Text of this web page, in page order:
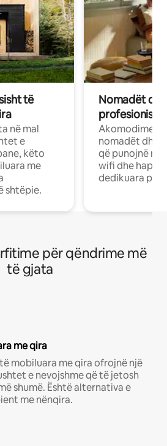
të
në mal
e
këto
me
shtëpie.
Nomadët
Akomodime
nomadët dhe
që punojnë në
wifi dhe
dedikuara
për qëndrime më
të gjata
me qira
mobiluara me qira ofrojnë një
e nevojshme që të jetosh
shumë. Është alternativa e
me nënqira.